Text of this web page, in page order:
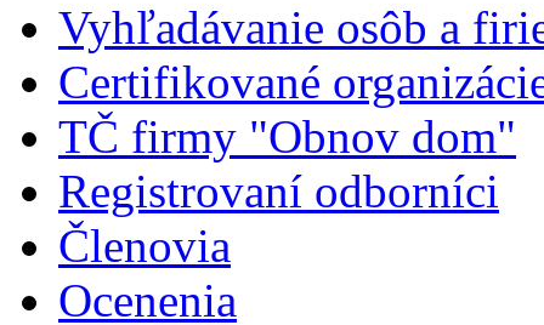
Vyhľadávanie osôb a
Certifikované
TČ firmy "Obnov dom"
Registrovaní odborníci
Členovia
Ocenenia